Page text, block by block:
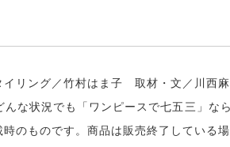
リング／竹村はま子 取材・文／川西
な状況でも「ワンピースで七五三」な
のものです。商品は販売終了している場